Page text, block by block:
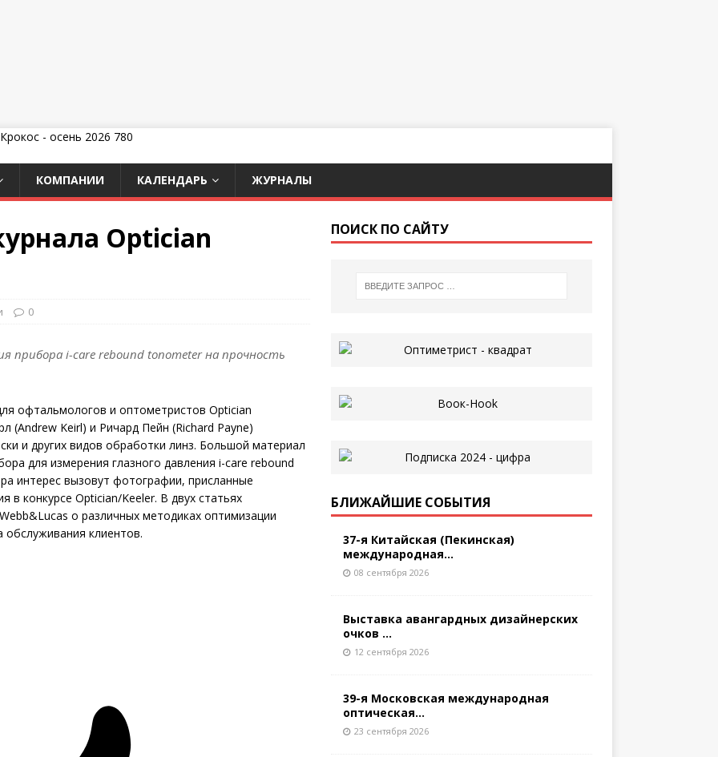
КОМПАНИИ КАЛЕНДАРЬ ЖУРНАЛЫ
Optician
0
прибора i-care rebound tonometer на прочность
офтальмологов и оптометристов Optician
(Andrew Keirl) и Ричард Пейн (Richard Payne)
и других видов обработки линз. Большой материал
для измерения глазного давления i-care rebound
интерес вызовут фотографии, присланные
в конкурсе Optician/Keeler. В двух статьях
о различных методиках оптимизации
обслуживания клиентов.
ПОИСК ПО САЙТУ
БЛИЖАЙШИЕ СОБЫТИЯ
37-я Китайская (Пекинская)
международная...
08 сентября 2026
Выставка авангардных дизайнерских
очков ...
12 сентября 2026
39-я Московская международная
оптическая...
23 сентября 2026